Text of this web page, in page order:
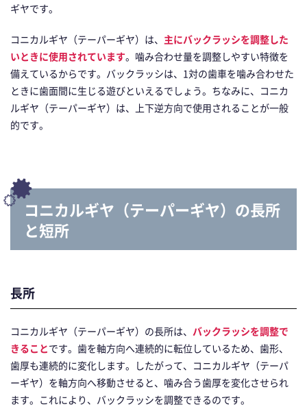
ギヤです。
コニカルギヤ（テーパーギヤ）は、 主にバックラッシを調整した
いときに使用されています。噛み合わせ量を調整しやすい特徴を
備えているからです。バックラッシは、1対の歯車を噛み合わせた
ときに歯面間に生じる遊びといえるでしょう。ちなみに、コニカ
ルギヤ（テーパーギヤ）は、上下逆方向で使用されることが一般
的です。
コニカルギヤ（テーパーギヤ）の長所
と短所
長所
コニカルギヤ（テーパーギヤ）の長所は、 バックラッシを調整で
きることです。歯を軸方向へ連続的に転位しているため、歯形、
歯厚も連続的に変化します。したがって、コニカルギヤ（テーパ
ーギヤ）を軸方向へ移動させると、噛み合う歯厚を変化させられ
ます。これにより、バックラッシを調整できるのです。